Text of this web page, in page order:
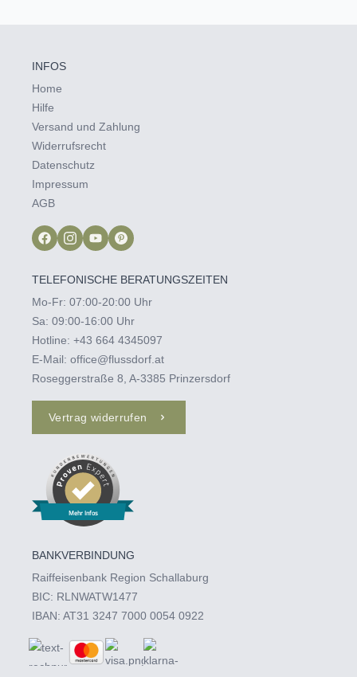
INFOS
Home
Hilfe
Versand und Zahlung
Widerrufsrecht
Datenschutz
Impressum
AGB
TELEFONISCHE BERATUNGSZEITEN
Mo-Fr: 07:00-20:00 Uhr
Sa: 09:00-16:00 Uhr
Hotline: +43 664 4345097‬
E-Mail: office@flussdorf.at
Roseggerstraße 8, A-3385 Prinzersdorf
Vertrag widerrufen
Mehr Infos
BANKVERBINDUNG
Raiffeisenbank Region Schallaburg
BIC: RLNWATW1477
IBAN: AT31 3247 7000 0054 0922